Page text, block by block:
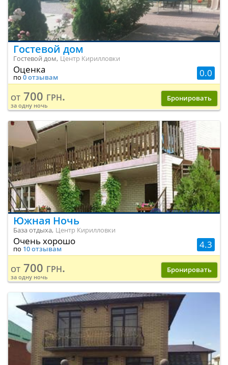
Гостевой дом
Гостевой дом, Центр Кирилловки
0.0
Оценка
по 0 отзывам
от 700 грн.
за одну ночь
Бронировать
Южная Ночь
База отдыха, Центр Кирилловки
4.3
Очень хорошо
по 10 отзывам
от 700 грн.
за одну ночь
Бронировать